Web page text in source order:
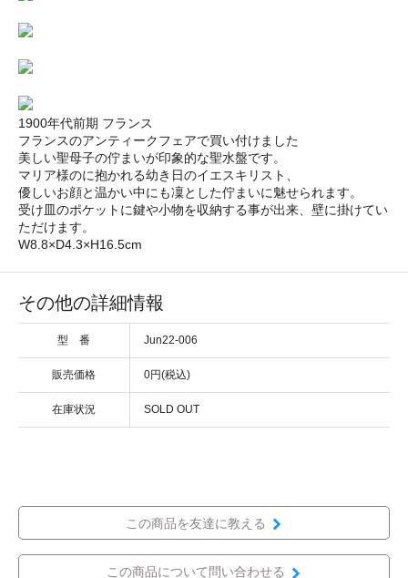
1900年代前期 フランス
フランスのアンティークフェアで買い付けました
美しい聖母子の佇まいが印象的な聖水盤です。
マリア様のに抱かれる幼き日のイエスキリスト、
優しいお顔と温かい中にも凜とした佇まいに魅せられます。
受け皿のポケットに鍵や小物を収納する事が出来、壁に掛けてい
ただけます。
W8.8×D4.3×H16.5cm
その他の詳細情報
型 番 Jun22-006
販売価格 0円(税込)
在庫状況 SOLD OUT
この商品を友達に教える
この商品について問い合わせる